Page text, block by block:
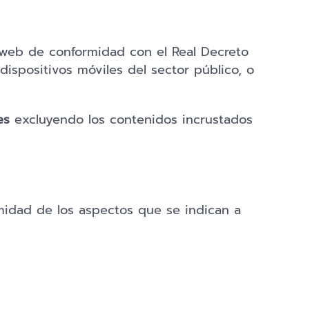
de conformidad con el Real Decreto
móviles del sector público, o
excluyendo los contenidos incrustados
de los aspectos que se indican a